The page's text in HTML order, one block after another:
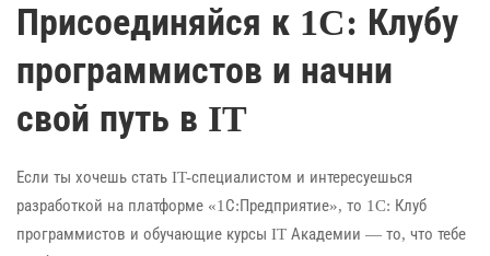
Присоединяйся к 1C: Клубу
программистов и начни
свой путь в IT
Если ты хочешь стать IT-специалистом и интересуешься
разработкой на платформе «1С:Предприятие», то 1C: Клуб
программистов и обучающие курсы IT Академии — то, что тебе